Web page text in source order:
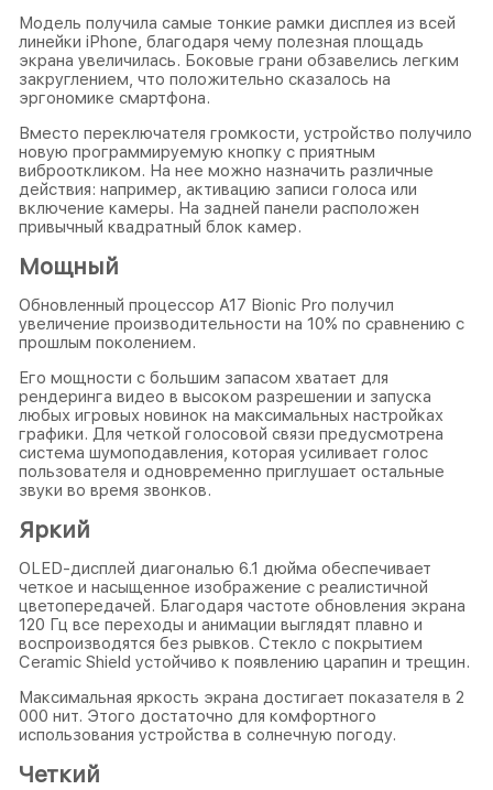
Модель получила самые тонкие рамки дисплея из всей
линейки iPhone, благодаря чему полезная площадь
экрана увеличилась. Боковые грани обзавелись легким
закруглением, что положительно сказалось на
эргономике смартфона.
Вместо переключателя громкости, устройство получило
новую программируемую кнопку с приятным
виброоткликом. На нее можно назначить различные
действия: например, активацию записи голоса или
включение камеры. На задней панели расположен
привычный квадратный блок камер.
Мощный
Обновленный процессор A17 Bionic Pro получил
увеличение производительности на 10% по сравнению с
прошлым поколением.
Его мощности с большим запасом хватает для
рендеринга видео в высоком разрешении и запуска
любых игровых новинок на максимальных настройках
графики. Для четкой голосовой связи предусмотрена
система шумоподавления, которая усиливает голос
пользователя и одновременно приглушает остальные
звуки во время звонков.
Яркий
OLED-дисплей диагональю 6.1 дюйма обеспечивает
четкое и насыщенное изображение с реалистичной
цветопередачей. Благодаря частоте обновления экрана
120 Гц все переходы и анимации выглядят плавно и
воспроизводятся без рывков. Стекло с покрытием
Ceramic Shield устойчиво к появлению царапин и трещин.
Максимальная яркость экрана достигает показателя в 2
000 нит. Этого достаточно для комфортного
использования устройства в солнечную погоду.
Четкий